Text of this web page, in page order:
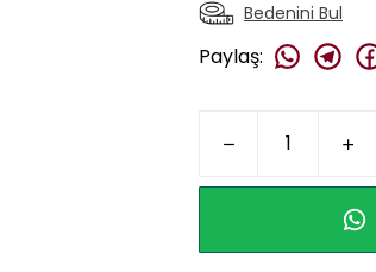
Bedenini Bul
Paylaş: